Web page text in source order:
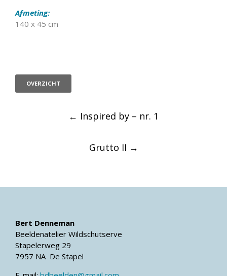
Afmeting:
140 x 45 cm
OVERZICHT
← Inspired by – nr. 1
Grutto II →
Bert Denneman
Beeldenatelier Wildschutserve
Stapelerweg 29
7957 NA De Stapel